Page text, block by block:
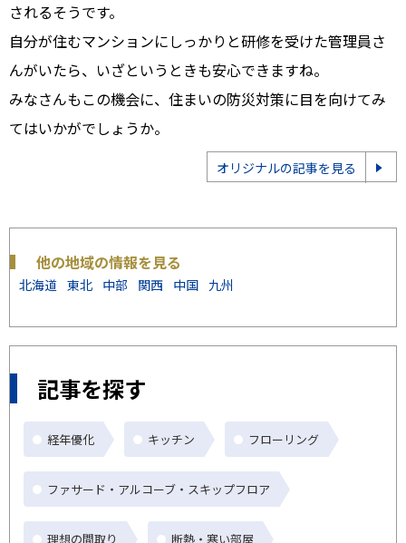
されるそうです。
自分が住むマンションにしっかりと研修を受けた管理員さ
んがいたら、いざというときも安心できますね。
みなさんもこの機会に、住まいの防災対策に目を向けてみ
てはいかがでしょうか。
オリジナルの記事を見る
他の地域の情報を見る
北海道 東北 中部 関西 中国 九州
記事を探す
経年優化 キッチン フローリング
ファサード・アルコーブ・スキップフロア
理想の間取り 断熱・寒い部屋